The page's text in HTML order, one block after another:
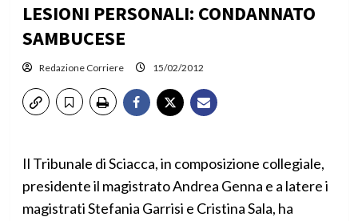
LESIONI PERSONALI: CONDANNATO
SAMBUCESE
Redazione Corriere 15/02/2012
Il Tribunale di Sciacca, in composizione collegiale,
presidente il magistrato Andrea Genna e a latere i
magistrati Stefania Garrisi e Cristina Sala, ha